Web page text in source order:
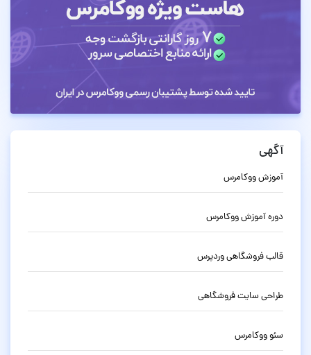
آگهی
آموزش ووکامرس
دوره آموزش ووکامرس
قالب فروشگاهی وردپرس
طراحی سایت فروشگاهی
سئو ووکامرس